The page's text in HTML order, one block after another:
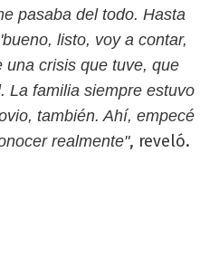
pasaba del todo. Hasta
listo, voy a contar,
una crisis que tuve, que
La familia siempre estuvo
también. Ahí, empecé
realmente", reveló.